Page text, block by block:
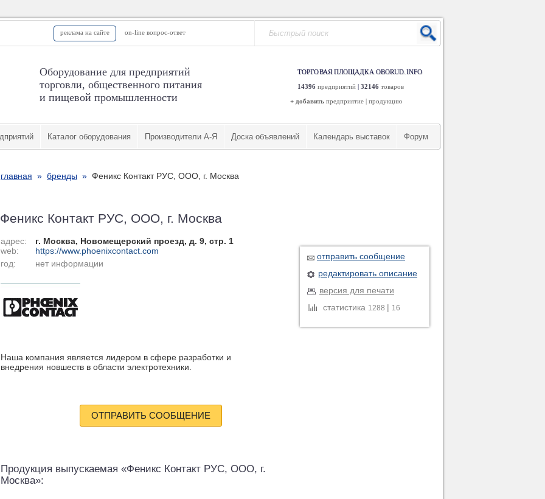
реклама на сайте on-line вопрос-ответ
Оборудование для предприятий
торговли, общественного питания
и пищевой промышленности
ТОРГОВАЯ ПЛОЩАДКА OBORUD.INFO
14396 предприятий | 32146 товаров
+ добавить предприятие | продукцию
Каталог оборудования Производители А-Я Доска объявлений Календарь выставок Форум
главная » бренды » Феникс Контакт РУС, ООО, г. Москва
Феникс Контакт РУС, ООО, г. Москва
адрес:
г. Москва, Новомещерский проезд, д. 9, стр. 1
web:
https://www.phoenixcontact.com
год:
нет информации
Наша компания является лидером в сфере разработки и
внедрения новшеств в области электротехники.
ОТПРАВИТЬ СООБЩЕНИЕ
Продукция выпускаемая «Феникс Контакт РУС, ООО, г.
Москва»:
отправить сообщение
редактировать описание
версия для печати
статистика 1288 | 16